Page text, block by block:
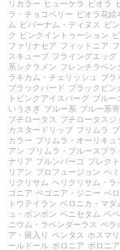
リカラー
ヒューケラ ビオラ
ラ・チョコベリー
ビオラ花絵
ム
ビバーナム・ティヌス ビ
ク
ピンクイントゥーション
ファリナセア フィットニア
スキューブ フライングエッグ
系シクラメン フレンチラベン
ラキカム・チェリッシュ
ブラ
ブラックバード ブラックビン
トピンクアイスバーグ ブルー
いうさぎ ブルー系 ブルー系
プチロータス
プチロータスジ
カスタードリップ プリムラ
カラー プリムラ・オーリキュ
アン プリムラ・ブルースプラ
ナリア プルンパーゴ プレク
リアン プロフュージョン ヘ
リクリサム ヘリクリサム・ラ
ゴニア ベゴニア・ジニー ベ
トウテイラン ベロニカ・マダ
ュ・ボンボン ペニセタム ペ
ニウム・ラベンダーラス ペラ
ア・斑入り ペンタス ホスマ
ールドール ボロニア ボロニ